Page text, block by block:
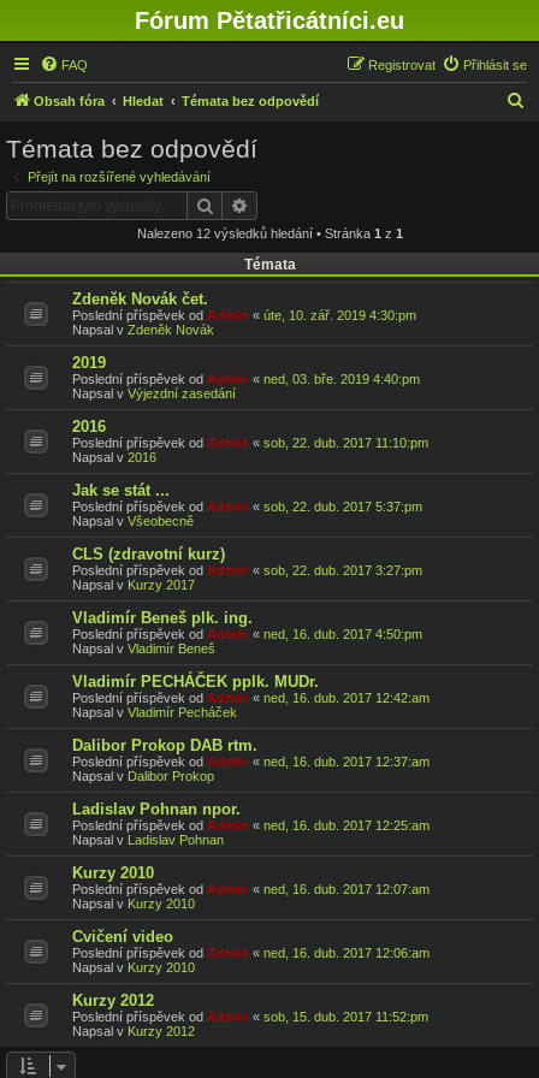
Fórum Pětatřicátníci.eu
FAQ Přihlásit se
Registrovat
Obsah fóra Hledat Témata bez odpovědí
Témata bez odpovědí
Přejít na rozšířené vyhledávání
Hledat
Nalezeno 12 výsledků hledání • Stránka 1 z 1
Témata
Zdeněk Novák čet.
Poslední příspěvek od Admin « úte, 10. zář. 2019 4:30:pm
Napsal v Zdeněk Novák
2019
Poslední příspěvek od Admin « ned, 03. bře. 2019 4:40:pm
Napsal v Výjezdní zasedání
2016
Poslední příspěvek od Admin « sob, 22. dub. 2017 11:10:pm
Napsal v 2016
Jak se stát ...
Poslední příspěvek od Admin « sob, 22. dub. 2017 5:37:pm
Napsal v Všeobecně
CLS (zdravotní kurz)
Poslední příspěvek od Admin « sob, 22. dub. 2017 3:27:pm
Napsal v Kurzy 2017
Vladimír Beneš plk. ing.
Poslední příspěvek od Admin « ned, 16. dub. 2017 4:50:pm
Napsal v Vladimír Beneš
Vladimír PECHÁČEK pplk. MUDr.
Poslední příspěvek od Admin « ned, 16. dub. 2017 12:42:am
Napsal v Vladimír Pecháček
Dalibor Prokop DAB rtm.
Poslední příspěvek od Admin « ned, 16. dub. 2017 12:37:am
Napsal v Dalibor Prokop
Ladislav Pohnan npor.
Poslední příspěvek od Admin « ned, 16. dub. 2017 12:25:am
Napsal v Ladislav Pohnan
Kurzy 2010
Poslední příspěvek od Admin « ned, 16. dub. 2017 12:07:am
Napsal v Kurzy 2010
Cvičení video
Poslední příspěvek od Admin « ned, 16. dub. 2017 12:06:am
Napsal v Kurzy 2010
Kurzy 2012
Poslední příspěvek od Admin « sob, 15. dub. 2017 11:52:pm
Napsal v Kurzy 2012